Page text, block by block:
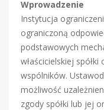
Wprowadzenie
Instytucja
ograniczoną
podstawowych
właścicielskiej
wspólników.
możliwość
zgody spółki lub jej